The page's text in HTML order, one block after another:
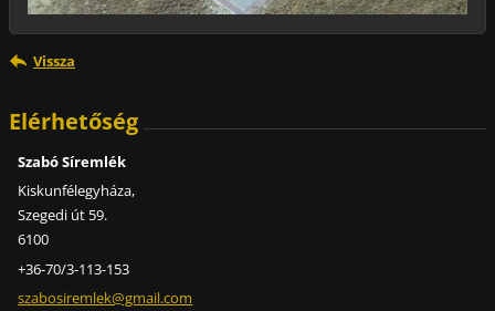
Vissza
Elérhetőség
Szabó Síremlék
Kiskunfélegyháza,
Szegedi út 59.
6100
+36-70/3-113-153
szabosiremlek@gmail.com